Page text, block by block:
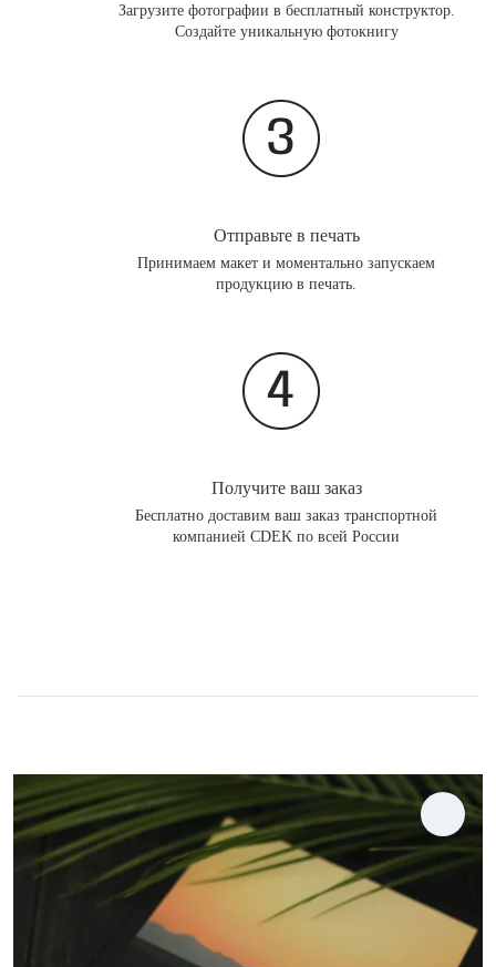
Загрузите фотографии в бесплатный конструктор.
Создайте уникальную фотокнигу
Отправьте в печать
Принимаем макет и моментально запускаем
продукцию в печать.
Получите ваш заказ
Бесплатно доставим ваш заказ транспортной
компанией CDEK по всей России